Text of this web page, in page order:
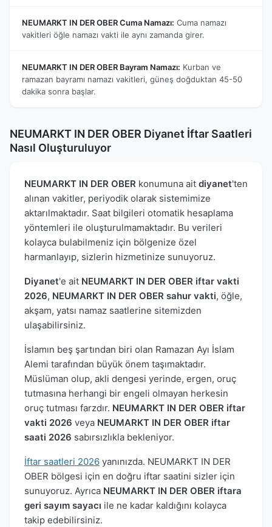
NEUMARKT IN DER OBER Cuma Namazı: Cuma namazı
vakitleri öğle namazı vakti ile aynı zamanda girer.
NEUMARKT IN DER OBER Bayram Namazı: Kurban ve
ramazan bayramı namazı vakitleri, güneş doğduktan 45-50
dakika sonra başlar.
NEUMARKT IN DER OBER Diyanet İftar Saatleri
Nasıl Oluşturuluyor
NEUMARKT IN DER OBER konumuna ait diyanet'ten
alınan vakitler, periyodik olarak sistemimize
aktarılmaktadır. Saat bilgileri otomatik hesaplama
yöntemleri ile oluşturulmamaktadır. Bu verileri
kolayca bulabilmeniz için bölgenize özel
harmanlayıp, sizlerin hizmetinize sunuyoruz.
Diyanet'e ait NEUMARKT IN DER OBER iftar vakti
2026, NEUMARKT IN DER OBER sahur vakti, öğle,
akşam, yatsı namaz saatlerine sitemizden
ulaşabilirsiniz.
İslamın beş şartından biri olan Ramazan Ayı İslam
Alemi tarafından büyük önem taşımaktadır.
Müslüman olup, akli dengesi yerinde, ergen, oruç
tutmasına herhangi bir engeli olmayan herkesin
oruç tutması farzdır. NEUMARKT IN DER OBER iftar
vakti 2026 veya NEUMARKT IN DER OBER iftar
saati 2026 sabırsızlıkla bekleniyor.
İftar saatleri 2026 yanınızda. NEUMARKT IN DER
OBER bölgesi için en doğru iftar saatini sizler için
sunuyoruz. Ayrıca NEUMARKT IN DER OBER iftara
geri sayım sayacı ile ne kadar kaldığını kolayca
takip edebilirsiniz.